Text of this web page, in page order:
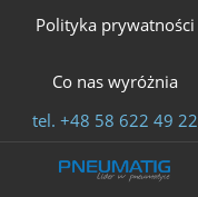
Polityka prywatności
Co nas wyróżnia
tel. +48 58 622 49 22